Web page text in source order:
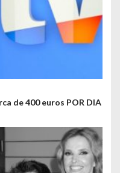
de 400 euros POR DIA